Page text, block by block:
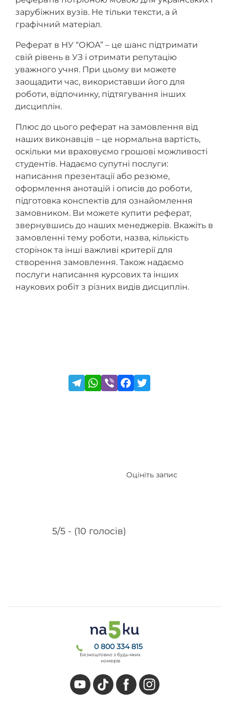
зарубіжних вузів. Не тільки тексти, а й
графічний матеріал.
Реферат в НУ “ОЮА” – це шанс підтримати
свій рівень в УЗ і отримати репутацію
уважного учня. При цьому ви можете
заощадити час, використавши його для
роботи, відпочинку, підтягування інших
дисциплін.
Плюс до цього реферат на замовлення від
наших виконавців – це нормальна вартість,
оскільки ми враховуємо грошові можливості
студентів. Надаємо супутні послуги:
написання презентації або резюме,
оформлення анотацій і описів до роботи,
підготовка конспектів для ознайомлення
замовником. Ви можете купити реферат,
звернувшись до наших менеджерів. Вкажіть в
замовленні тему роботи, назва, кількість
сторінок та інші важливі критерії для
створення замовлення. Також надаємо
послуги написання курсових та інших
наукових робіт з різних видів дисциплін.
5/5 - (10 голосів)
Оцініть запис
0 800 334 815
Безкоштовно з будь-яких
номерів